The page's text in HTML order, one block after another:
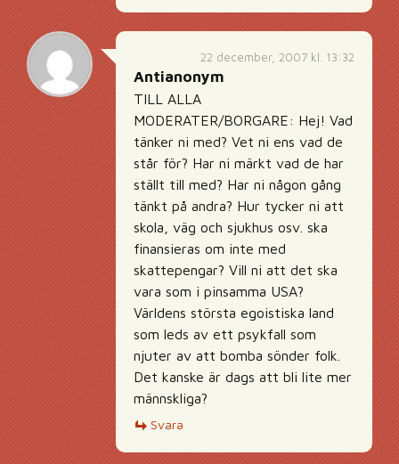
22 december, 2007 kl. 13:32
Antianonym
TILL ALLA
MODERATER/BORGARE: Hej! Vad
tänker ni med? Vet ni ens vad de
står för? Har ni märkt vad de har
ställt till med? Har ni någon gång
tänkt på andra? Hur tycker ni att
skola, väg och sjukhus osv. ska
finansieras om inte med
skattepengar? Vill ni att det ska
vara som i pinsamma USA?
Världens största egoistiska land
som leds av ett psykfall som
njuter av att bomba sönder folk.
Det kanske är dags att bli lite mer
männskliga?
Svara